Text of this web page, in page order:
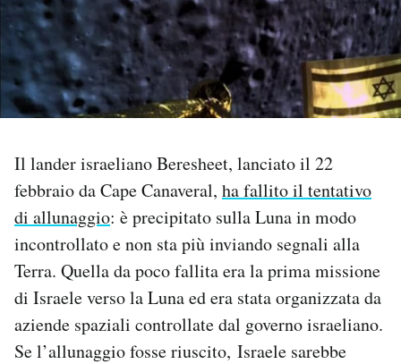
PODCAST
NEWSLETTER
I MIEI PREFERITI
SHOP
CALENDARIO
AREA PERSONALE
Il lander israeliano Beresheet, lanciato il 22
febbraio da Cape Canaveral, ha fallito il tentativo
di allunaggio: è precipitato sulla Luna in modo
incontrollato e non sta più inviando segnali alla
Terra. Quella da poco fallita era la prima missione
di Israele verso la Luna ed era stata organizzata da
aziende spaziali controllate dal governo israeliano.
Se l’allunaggio fosse riuscito, Israele sarebbe